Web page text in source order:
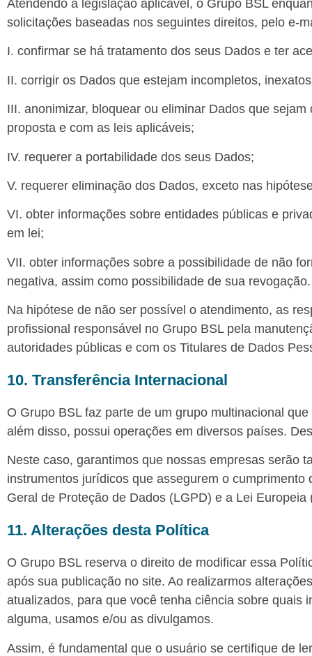
Atendendo à legislação aplicável, o Grupo BSL
solicitações baseadas nos seguintes direitos, pelo e-
I. confirmar se há tratamento dos seus Dados e ter
II. corrigir os Dados que estejam incompletos,
III. anonimizar, bloquear ou eliminar Dados que
proposta e com as leis aplicáveis;
IV. requerer a portabilidade dos seus Dados;
V. requerer eliminação dos Dados, exceto nas
VI. obter informações sobre entidades públicas e
em lei;
VII. obter informações sobre a possibilidade de não
negativa, assim como possibilidade de sua revogação.
Na hipótese de não ser possível o atendimento, as
profissional responsável no Grupo BSL pela
autoridades públicas e com os Titulares de Dados
10. Transferência Internacional
O Grupo BSL faz parte de um grupo multinacional
além disso, possui operações em diversos países.
Neste caso, garantimos que nossas empresas serão
instrumentos jurídicos que assegurem o
Geral de Proteção de Dados (LGPD) e a Lei Europeia
11. Alterações desta Política
O Grupo BSL reserva o direito de modificar essa
após sua publicação no site. Ao realizarmos
atualizados, para que você tenha ciência sobre quais
alguma, usamos e/ou as divulgamos.
Assim, é fundamental que o usuário se certifique de